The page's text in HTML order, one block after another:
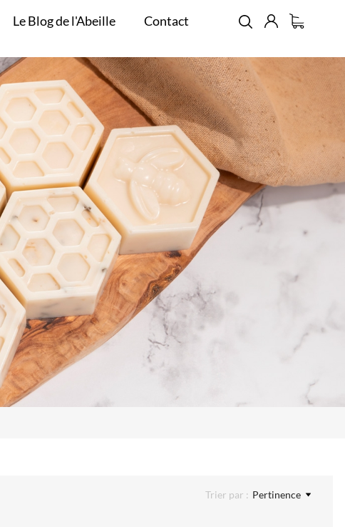
Le Blog de l'Abeille Contact
Trier par : Pertinence